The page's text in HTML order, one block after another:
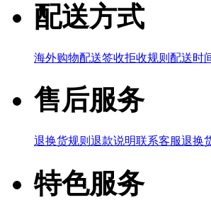
配送方式
海外购物配送签收拒收规则 配送时
售后服务
退换货规则 退款说明联系客服退换
特色服务